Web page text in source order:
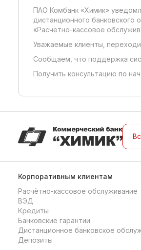
ПАО Комбанк «Химик»
дистанционного
«Расчетно-кассовое
Уважаемые клиенты,
Сообщаем, что поддержка
Получить консультацию по
Корпоративным клиентам
Расчётно-кассовое обслуживание
ВЭД
Кредиты
Банковские гарантии
Дистанционное банковское
Депозиты